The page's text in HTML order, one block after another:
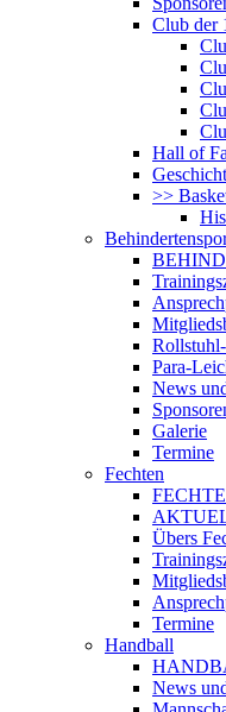
Club der
Hall of
>>
Para-
News
Galerie
Termine
Fechten
Übers
Termine
Handball
News